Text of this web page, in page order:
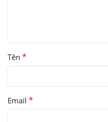
Tên *
Email *